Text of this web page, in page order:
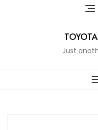
Just